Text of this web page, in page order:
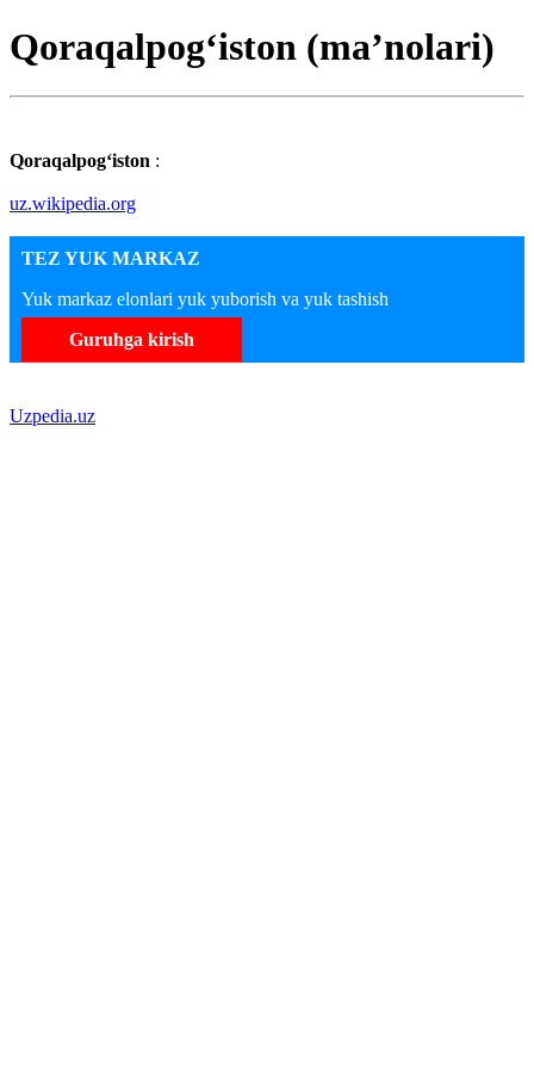
Qoraqalpogʻiston (maʼnolari)
Qoraqalpogʻiston :
uz.wikipedia.org
TEZ YUK MARKAZ
Yuk markaz elonlari yuk yuborish va yuk tashish
Guruhga kirish
Uzpedia.uz